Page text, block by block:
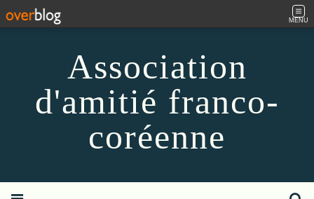
MENU
Association
d'amitié franco-
coréenne